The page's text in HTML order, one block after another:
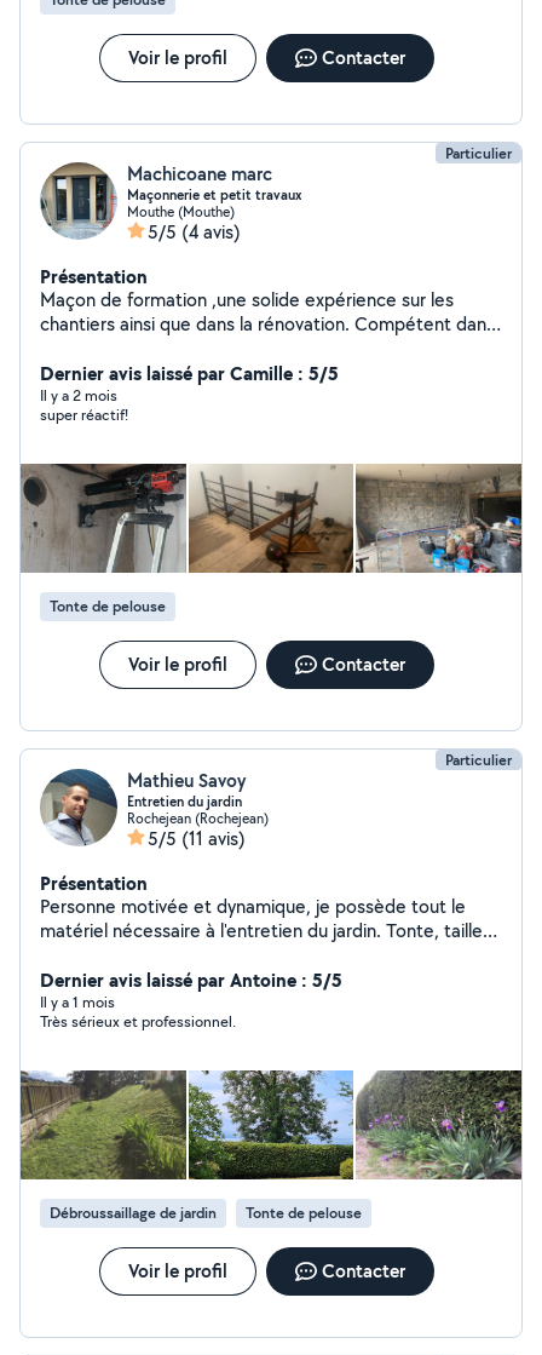
Voir le profil Contacter
Particulier
Machicoane marc
Maçonnerie et petit travaux
Mouthe (Mouthe)
5/5 (4 avis)
Présentation
Maçon de formation ,une solide expérience sur les
chantiers ainsi que dans la rénovation. Compétent dans
béton et chape .attentif aux détails.
Dernier avis laissé par Camille : 5/5
Il y a 2 mois
super réactif!
Tonte de pelouse
Voir le profil Contacter
Particulier
Mathieu Savoy
Entretien du jardin
Rochejean (Rochejean)
5/5 (11 avis)
Présentation
Personne motivée et dynamique, je possède tout le
matériel nécessaire à l'entretien du jardin. Tonte, taille
bordures.Au plaisir de vous lire.
Dernier avis laissé par Antoine : 5/5
Il y a 1 mois
Très sérieux et professionnel.
Débroussaillage de jardin Tonte de pelouse
Voir le profil Contacter